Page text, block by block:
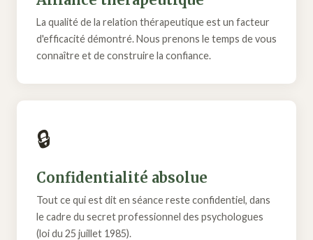
La qualité de la relation thérapeutique est un facteur
d'efficacité démontré. Nous prenons le temps de vous
connaître et de construire la confiance.
🔒
Confidentialité absolue
Tout ce qui est dit en séance reste confidentiel, dans
le cadre du secret professionnel des psychologues
(loi du 25 juillet 1985).